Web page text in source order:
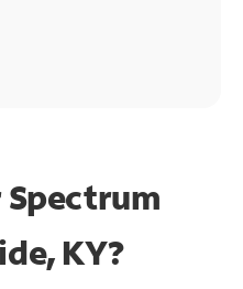
Spectrum
KY?